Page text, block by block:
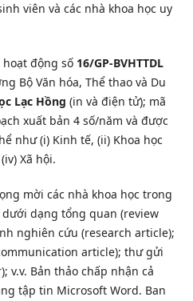
viên và các nhà khoa học uy
hoạt động số 16/GP-BVHTTDL
Bộ Văn hóa, Thể thao và Du
Lạc Hồng (in và điện tử); mã
xuất bản 4 số/năm và được
như (i) Kinh tế, (ii) Khoa học
Xã hội.
mời các nhà khoa học trong
dạng tổng quan (review
nghiên cứu (research article);
article); thư gửi
v.v. Bản thảo chấp nhận cả
tập tin Microsoft Word. Ban